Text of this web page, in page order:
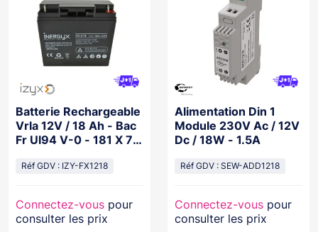
Batterie Rechargeable
Vrla 12V / 18 Ah - Bac
Fr Ul94 V-0 - 181 X 77
Réf GDV : IZY-FX1218
Connectez-vous pour
consulter les prix
Alimentation Din 1
Module 230V Ac / 12V
Dc / 18W - 1.5A
Réf GDV : SEW-ADD1218
Connectez-vous pour
consulter les prix